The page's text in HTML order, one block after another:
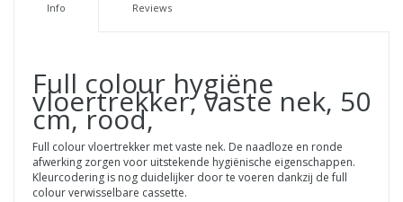
Info Reviews
Full colour hygiëne
vloertrekker, vaste nek, 50
cm, rood,
Full colour vloertrekker met vaste nek. De naadloze en ronde
afwerking zorgen voor uitstekende hygiënische eigenschappen.
Kleurcodering is nog duidelijker door te voeren dankzij de full
colour verwisselbare cassette.